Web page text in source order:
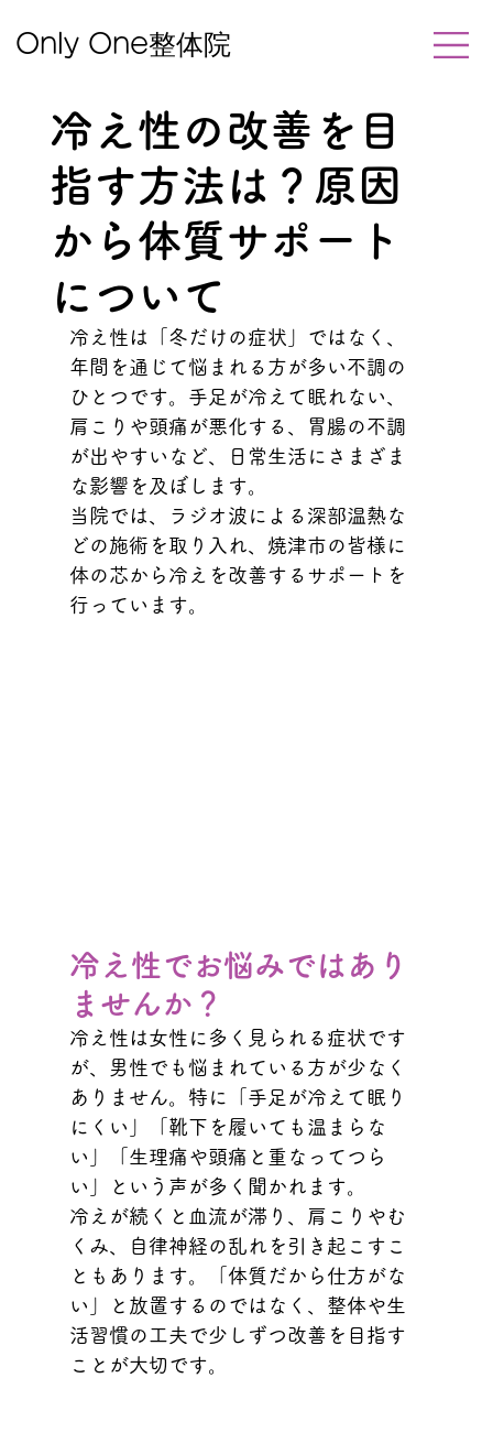
Only One整体院
冷え性の改善を目
指す方法は？原因
から体質サポート
について
冷え性は「冬だけの症状」ではなく、
年間を通じて悩まれる方が多い不調の
ひとつです。手足が冷えて眠れない、
肩こりや頭痛が悪化する、胃腸の不調
が出やすいなど、日常生活にさまざま
な影響を及ぼします。
当院では、ラジオ波による深部温熱な
どの施術を取り入れ、焼津市の皆様に
体の芯から冷えを改善するサポートを
行っています。
冷え性でお悩みではあり
ませんか？
冷え性は女性に多く見られる症状です
が、男性でも悩まれている方が少なく
ありません。特に「手足が冷えて眠り
にくい」「靴下を履いても温まらな
い」「生理痛や頭痛と重なってつら
い」という声が多く聞かれます。
冷えが続くと血流が滞り、肩こりやむ
くみ、自律神経の乱れを引き起こすこ
ともあります。「体質だから仕方がな
い」と放置するのではなく、整体や生
活習慣の工夫で少しずつ改善を目指す
ことが大切です。